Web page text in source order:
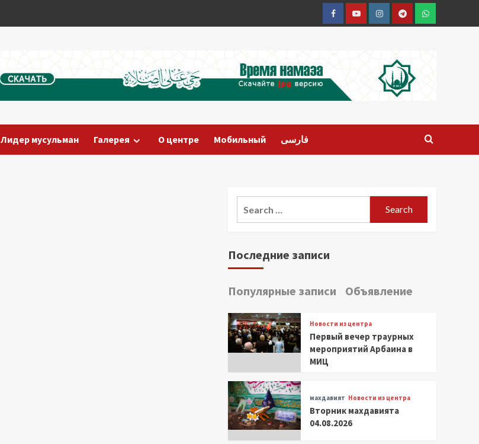
FacebookYoutubeInstagramTelegramWhatsapp
Лидер мусульман Галерея О центре Мобильный فارسی
Последние записи
Популярные записи Объявление
Новости из центра
Первый вечер траурных
мероприятий Арбаина в
МИЦ
махдавият Новости из центра
Вторник махдавията
04.08.2026